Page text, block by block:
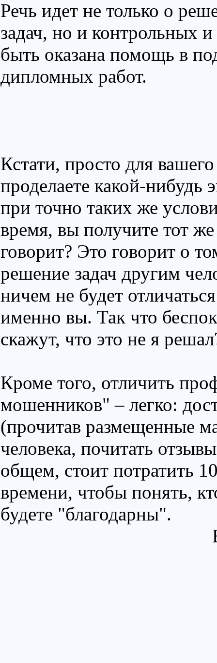
Речь идет не только о
задач, но и контрольных
быть оказана помощь в
дипломных работ.
Кстати, просто для
проделаете какой-нибудь
при точно таких же
время, вы получите тот
говорит? Это говорит о
решение задач другим
ничем не будет
именно вы. Так что
скажут, что это не я
Кроме того, отличить
мошенников" – легко:
(прочитав размещенные
человека, почитать
общем, стоит потратить
времени, чтобы понять,
будете "благодарны".